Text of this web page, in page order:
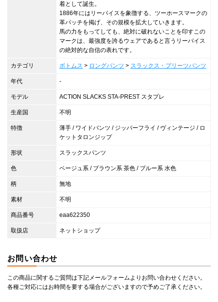
着として誕生。
1886年にはリーバイスを象徴する、ツーホースマークの
革パッチを掲げ、その規模を拡大していきます。
馬の力をもってしても、絶対に破れないことを印すこの
マークは、最強度を誇るウェアであると言うリーバイス
の絶対的な自信の表れです。
カテゴリ ボトムス > ロングパンツ > スラックス・プリーツパンツ
年代 -
モデル ACTION SLACKS STA-PREST スタプレ
生産国 不明
特徴
薄手 / ワイドパンツ / ジッパーフライ / ヴィンテージ / ロ
ケットタロンジップ
形状 スラックスパンツ
色 ベージュ系 / ブラウン系 茶色 / ブルー系 水色
柄 無地
素材 不明
商品番号 eaa622350
取扱店 ネットショップ
お問い合わせ
この商品に関するご質問は下記メールフォームよりお問い合わせください。
各種ご対応にはお時間を要する場合がございますので予めご了承ください。